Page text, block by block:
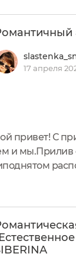
17 апреля
привет! С
и мы.Прилив